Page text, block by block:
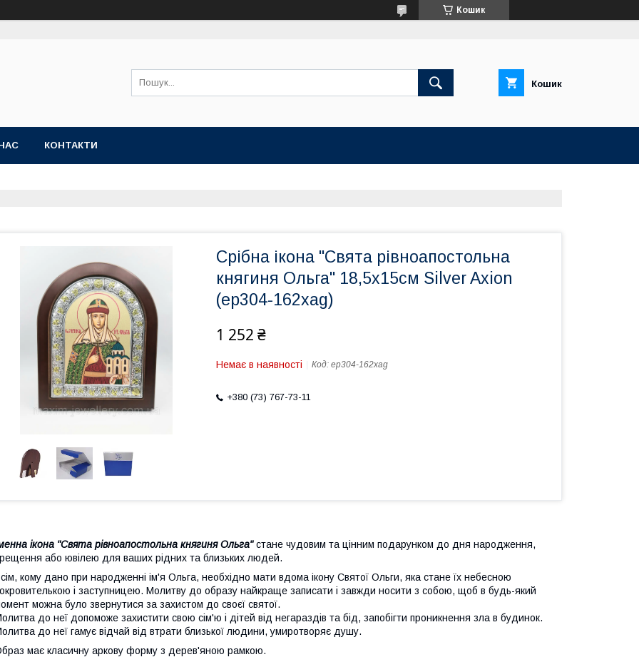
Кошик
Кошик
КОНТАКТИ
Срібна ікона "Свята рівноапостольна
княгиня Ольга" 18,5х15см Silver Axion
(ep304-162xag)
1 252 ₴
Немає в наявності Код: ep304-162xag
+380 (73) 767-73-11
ікона "Свята рівноапостольна княгиня Ольга"стане чудовим та цінним подарунком до дня народження,
або ювілею для ваших рідних та близьких людей.
кому дано при народженні ім'я Ольга, необхідно мати вдома ікону Святої Ольги, яка стане їх небесною
і заступницею. Молитву до образу найкраще записати і завжди носити з собою, щоб в будь-який
можна було звернутися за захистом до своєї святої.
до неї допоможе захистити свою сім'ю і дітей від негараздів та бід, запобігти проникнення зла в будинок.
до неї гамує відчай від втрати близької людини, умиротворяє душу.
має класичну аркову форму з дерев'яною рамкою.